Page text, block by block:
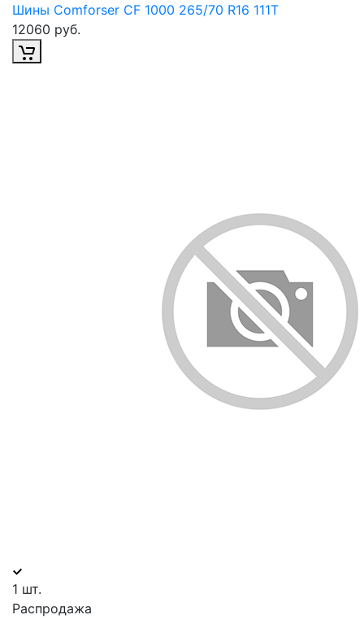
Шины Comforser CF 1000 265/70 R16 111T
12060 руб.
1 шт.
Распродажа